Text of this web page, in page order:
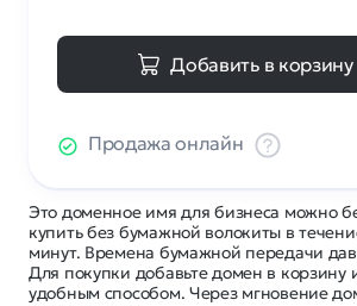
Это доменное имя для бизнеса можно
купить без бумажной волокиты в
минут. Времена бумажной передачи
Для покупки добавьте домен в корзину
удобным способом. Через мгновение
Добавить в корзину
Продажа онлайн